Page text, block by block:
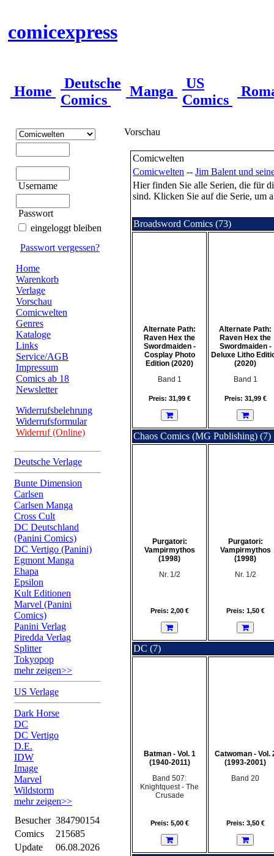
comicexpress
Home
Deutsche
Comics
Manga
US
Comics
Username
Passwort
eingeloggt bleiben
Passwort vergessen?
Home
Warenkorb
Verlage
Vorschau
Comicwelten
Genres
Kataloge
Links
Service/AGB
Impressum
Comics ab 18
Newsletter
Widerrufsbelehrung
Widerrufsformular
Widerruf (Online)
Deutsche Verlage
Bunte Dimension
Carlsen
Carlsen Manga
Cross Cult
DC Deutschland
(Panini Comics)
DC Vertigo (Panini)
Egmont Manga
Ehapa
Epsilon
Kult Editionen
Marvel (Panini
Comics)
Panini Verlag
Piredda Verlag
Splitter
Tokyopop
mehr zeigen>>
US Verlage
Dark Horse
DC
DC Vertigo
D.E.
IDW
Image
Marvel
Wildstorm
mehr zeigen>>
Besucher 384790154
Comics
215685
Update
06.08.2026
Vorschau
Comicwelten
Comicwelten -- Jim Balent und
Hier finden Sie alle Serien, die für
sind. Klicken Sie auf die Serie, um
Broadsword Comics (73)
Alternate Path:
Raven Hex the
Swordmaiden -
Cosplay Photo
Edition (2020)
Band 1
Preis: 31,99 €
Alternate Path:
Raven Hex the
Swordmaiden -
Deluxe Litho
(2020)
Band 1
Preis: 31,99 €
Chaos Comics (MG Publishing) (7)
Purgatori:
Vampirmythos
(1998)
Nr. 1/2
Preis: 2,00 €
Purgatori:
Vampirmythos
(1998)
Nr. 1/2
Preis: 1,50 €
DC (7)
Batman - Vol. 1
(1940-2011)
Band 507:
Knightquest - The
Crusade
Preis: 5,00 €
Catwoman - Vol.
(1993-2001)
Band 20
Preis: 3,50 €